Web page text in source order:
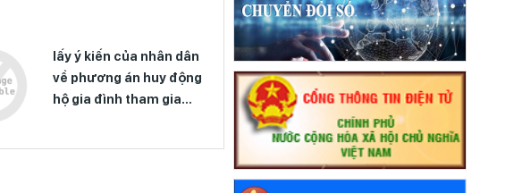
lấy ý kiến của nhân dân
về phương án huy động
hộ gia đình tham gia
dự thảo Kế hoạch triển
khai áp dụng HTQLCL
theo tiêu chuẩn quốc
gia TCVN ISO
9001:2015 vào hoạt
động của các cơ quan,
tổ chức thuộc hệ thống